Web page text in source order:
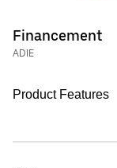
Financement
ADIE
Product Features